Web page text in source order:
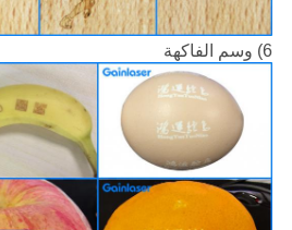
6) وسم الفاكهة